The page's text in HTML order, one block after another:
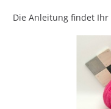
Die Anleitung findet Ihr